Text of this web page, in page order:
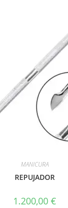
MANICURA
REPUJADOR
1.200,00 €